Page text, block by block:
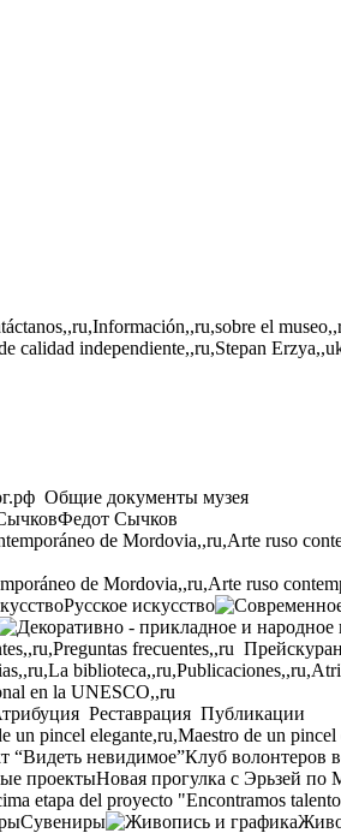
el
calidad independiente,,ru,Stepan
Общие документы музея
Федот Сычков
de Mordovia,,ru,Arte ruso
Русское искусство
frecuentes,,ru
en la UNESCO,,ru
Реставрация Публикации
un pincel elegante,ru,Maestro de un pincel
“Видеть невидимое”Клуб волонтеров
проектыНовая прогулка с Эрьзей по
etapa del proyecto "Encontramos
Сувениры